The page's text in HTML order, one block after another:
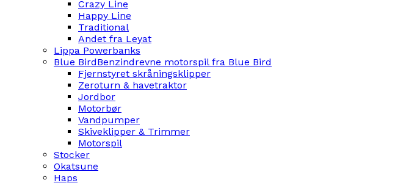
Crazy Line
Happy Line
Traditional
Andet fra Leyat
Lippa Powerbanks
Blue BirdBenzindrevne motorspil fra Blue Bird
Fjernstyret skråningsklipper
Zeroturn & havetraktor
Jordbor
Motorbør
Vandpumper
Skiveklipper & Trimmer
Motorspil
Stocker
Okatsune
Haps